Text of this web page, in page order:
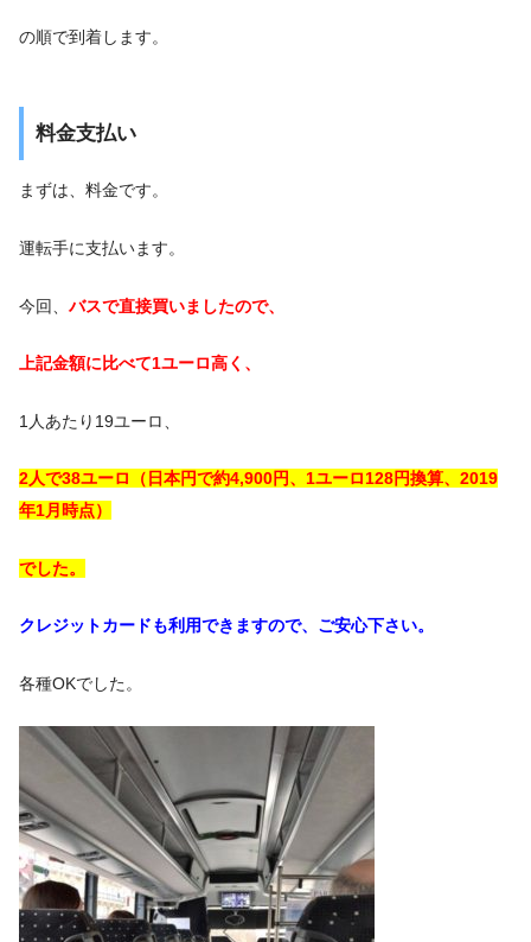
の順で到着します。
料金支払い
まずは、料金です。
運転手に支払います。
今回、 バスで直接買いましたので、
上記金額に比べて1ユーロ高く、
1人あたり19ユーロ、
2人で38ユーロ（日本円で約4,900円、1ユーロ128円換算、2019
年1月時点）
でした。
クレジットカードも利用できますので、ご安心下さい。
各種OKでした。